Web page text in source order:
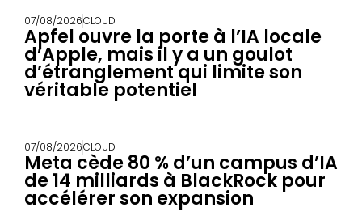
07/08/2026CLOUD
Apfel ouvre la porte à l’IA locale
d’Apple, mais il y a un goulot
d’étranglement qui limite son
véritable potentiel
07/08/2026CLOUD
Meta cède 80 % d’un campus d’IA
de 14 milliards à BlackRock pour
accélérer son expansion